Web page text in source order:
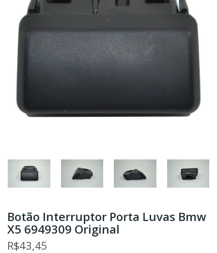
Botão Interruptor Porta Luvas Bmw
X5 6949309 Original
R$43,45